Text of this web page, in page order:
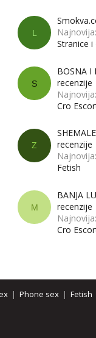
L
Stranice
S
BOSNA I
recenzije
Cro
Z
recenzije
Fetish
M
BANJA
recenzije
Cro
| Phone sex | Fetish